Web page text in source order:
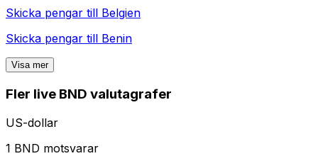
Skicka pengar till Belgien
Skicka pengar till Benin
Visa mer
Fler live BND valutagrafer
US-dollar
1 BND motsvarar